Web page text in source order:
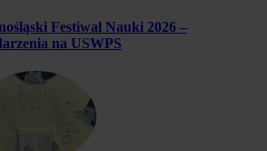
Festiwal Nauki 2026 –
na USWPS